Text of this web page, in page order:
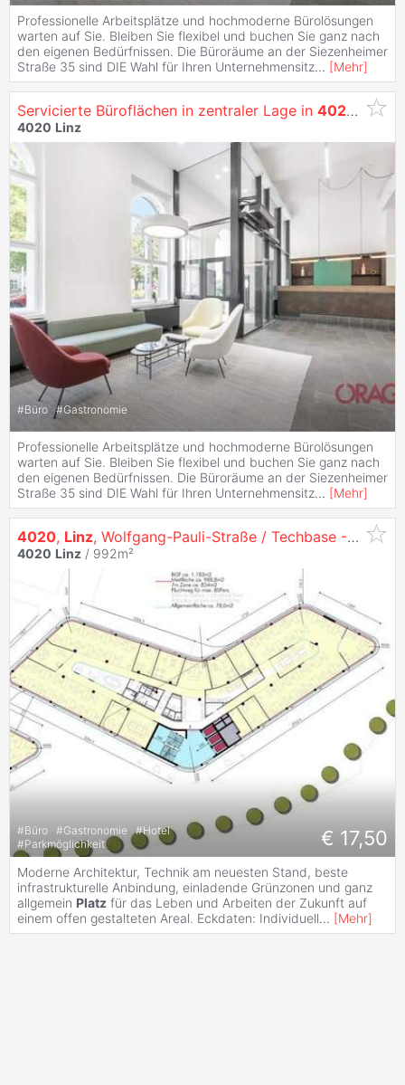
Professionelle Arbeitsplätze und hochmoderne Bürolösungen
warten auf Sie. Bleiben Sie flexibel und buchen Sie ganz nach
den eigenen Bedürfnissen. Die Büroräume an der Siezenheimer
Straße 35 sind DIE Wahl für Ihren Unternehmensitz... [Mehr]
Servicierte Büroflächen in zentraler Lage in 4020 Linz
4020 Linz
#Büro #Gastronomie
Professionelle Arbeitsplätze und hochmoderne Bürolösungen
warten auf Sie. Bleiben Sie flexibel und buchen Sie ganz nach
den eigenen Bedürfnissen. Die Büroräume an der Siezenheimer
Straße 35 sind DIE Wahl für Ihren Unternehmensitz... [Mehr]
4020, Linz, Wolfgang-Pauli-Straße / Techbase - Moderne Büros zu vermieten - 1. OG
4020 Linz / 992m²
#Büro #Gastronomie #Hotel
#Parkmöglichkeit € 17,50
Moderne Architektur, Technik am neuesten Stand, beste
infrastrukturelle Anbindung, einladende Grünzonen und ganz
allgemein Platz für das Leben und Arbeiten der Zukunft auf
einem offen gestalteten Areal. Eckdaten: Individuell... [Mehr]